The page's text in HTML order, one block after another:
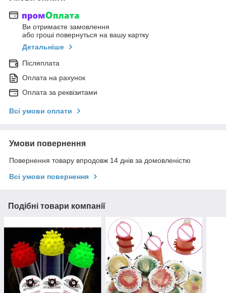
Ви отримаєте замовлення
або гроші повернуться на вашу картку
Детальніше
Післяплата
Оплата на рахунок
Оплата за реквізитами
Всі умови оплати
Умови повернення
Повернення товару впродовж 14 днів за домовленістю
Всі умови повернення
Подібні товари компанії